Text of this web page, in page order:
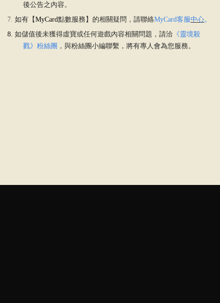
後公告之內容。
7. 如有【MyCard點數服務】的相關疑問，請聯絡MyCard客服中心。
8. 如儲值後未獲得虛寶或任何遊戲內容相關問題，請洽 《靈境殺
戮》粉絲團 ，與粉絲團小編聯繫，將有專人會為您服務。